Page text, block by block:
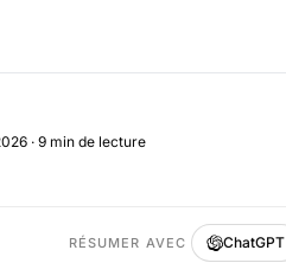
· 9 min de lecture
RÉSUMER AVEC ChatGPT